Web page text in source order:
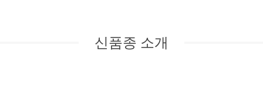
신품종 소개